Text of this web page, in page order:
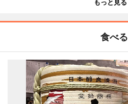
もっと見る
食べる